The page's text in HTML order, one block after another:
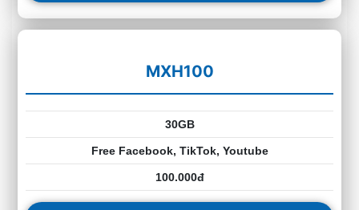
MXH100
30GB
Free Facebook, TikTok, Youtube
100.000đ